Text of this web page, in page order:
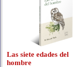
Las siete edades del
hombre